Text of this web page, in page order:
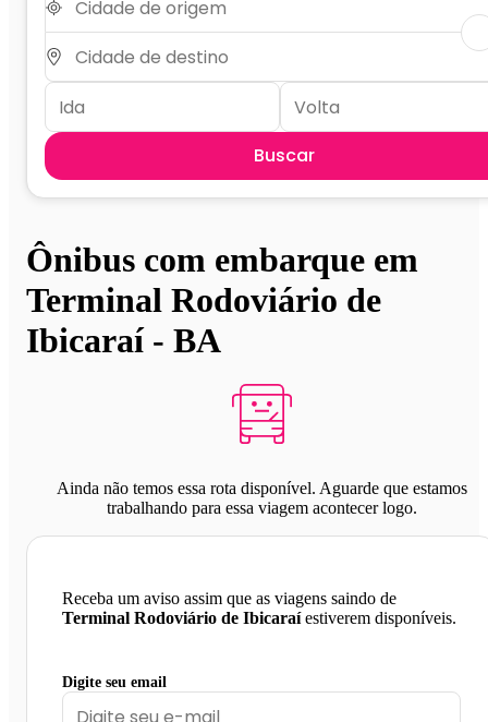
Buscar
Ônibus com embarque em
Terminal Rodoviário de
Ibicaraí - BA
Ainda não temos essa rota disponível. Aguarde que estamos
trabalhando para essa viagem acontecer logo.
Receba um aviso assim que as viagens saindo de
Terminal Rodoviário de Ibicaraíestiverem disponíveis.
Digite seu email